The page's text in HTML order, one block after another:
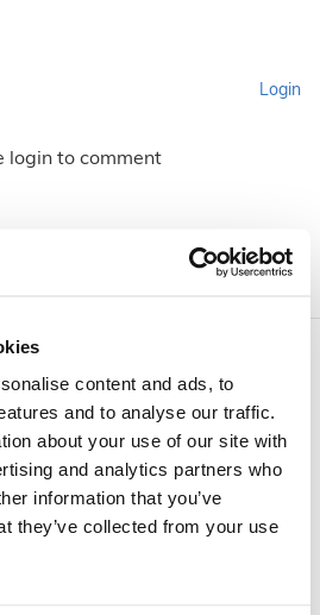
content and ads, to
and to analyse our traffic.
about your use of our site with
and analytics partners who
information that you’ve
they’ve collected from your use
Login
login to comment